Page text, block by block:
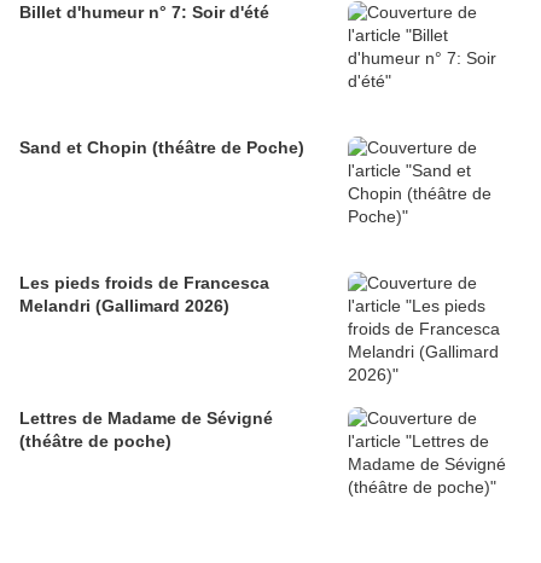
Billet d'humeur n° 7: Soir d'été
Sand et Chopin (théâtre de Poche)
Les pieds froids de Francesca
Melandri (Gallimard 2026)
Lettres de Madame de Sévigné
(théâtre de poche)